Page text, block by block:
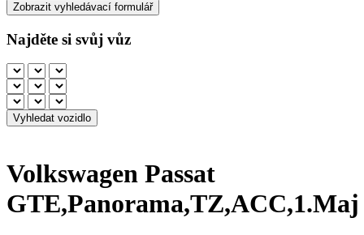
Zobrazit vyhledávací formulář
Najděte si svůj vůz
Volkswagen Passat
GTE,Panorama,TZ,ACC,1.Maj